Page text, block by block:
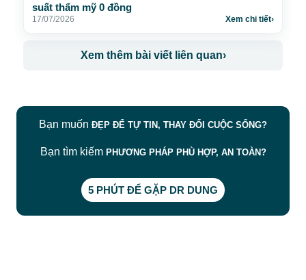
suất thẩm mỹ 0 đồng
17/07/2026 Xem chi tiết›
Xem thêm bài viết liên quan›
Bạn muốn ĐẸP ĐỂ TỰ TIN, THAY ĐỔI CUỘC SỐNG?
Bạn tìm kiếm PHƯƠNG PHÁP PHÙ HỢP, AN TOÀN?
5 PHÚT ĐỂ GẶP DR DUNG